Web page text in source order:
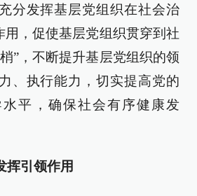
分发挥基层党组织在社会治
用，促使基层党组织贯穿到社
”，不断提升基层党组织的领
、执行能力，切实提高党的
平，确保社会有序健康发
挥引领作用